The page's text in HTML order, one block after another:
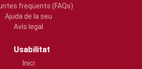
freqüents (FAQs)
Ajuda de la seu
Avís legal
Usabilitat
Inici